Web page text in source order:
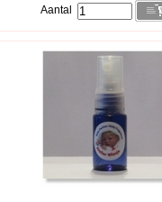
Aantal